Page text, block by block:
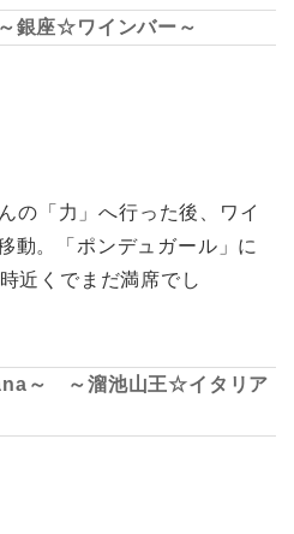
座☆ワインバー～
の「力」へ行った後、ワイ
動。「ポンデュガール」に
近くでまだ満席でし
～ ～溜池山王☆イタリア